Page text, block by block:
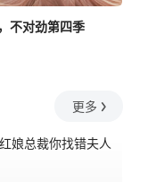
不对劲第四季
更多